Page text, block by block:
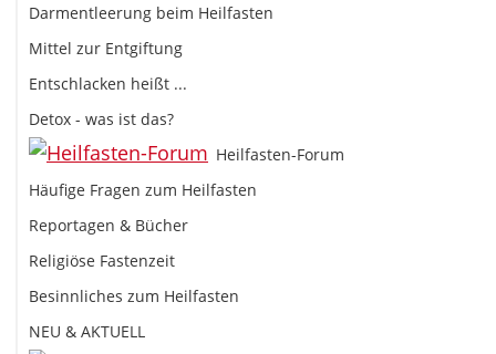
Darmentleerung beim Heilfasten
Mittel zur Entgiftung
Entschlacken heißt ...
Detox - was ist das?
Heilfasten-Forum
Häufige Fragen zum Heilfasten
Reportagen & Bücher
Religiöse Fastenzeit
Besinnliches zum Heilfasten
NEU & AKTUELL